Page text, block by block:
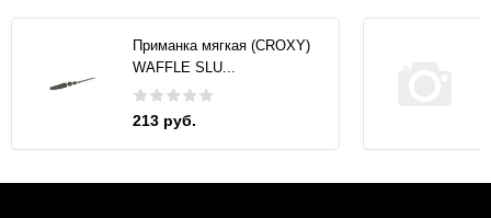
Приманка мягкая (CROXY)
WAFFLE SLU...
213 руб.